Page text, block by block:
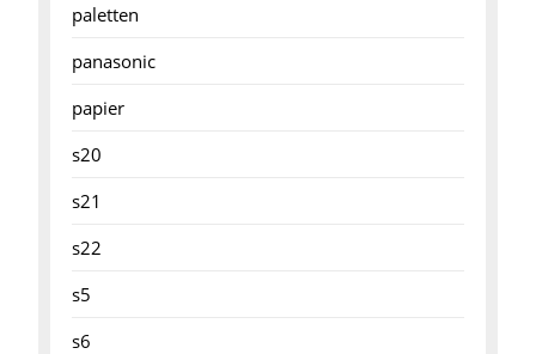
paletten
panasonic
papier
s20
s21
s22
s5
s6